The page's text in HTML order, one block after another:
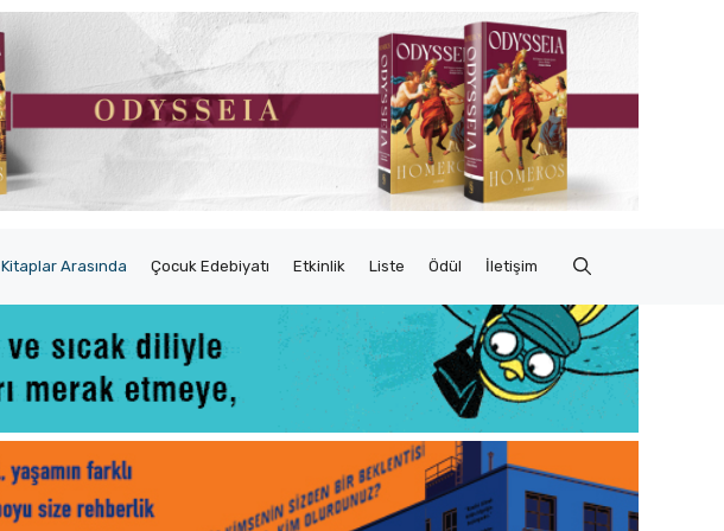
Kitaplar Arasında Çocuk Edebiyatı Etkinlik Liste Ödül İletişim